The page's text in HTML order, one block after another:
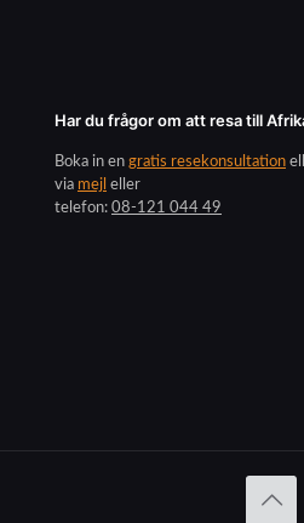
Har du frågor om att resa till
Boka in en gratis resekonsultation
via mejl eller
telefon: 08-121 044 49